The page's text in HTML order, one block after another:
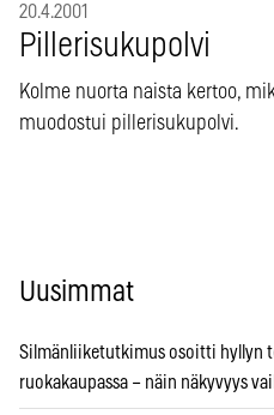
20.4.2001
Pillerisukupolvi
Kolme nuorta naista kertoo,
muodostui pillerisukupolvi.
Uusimmat
Silmänliiketutkimus osoitti hyllyn
ruokakaupassa – näin näkyvyys